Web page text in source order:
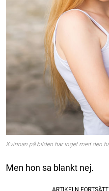
Kvinnan på bilden har inget med den
Men hon sa blankt nej.